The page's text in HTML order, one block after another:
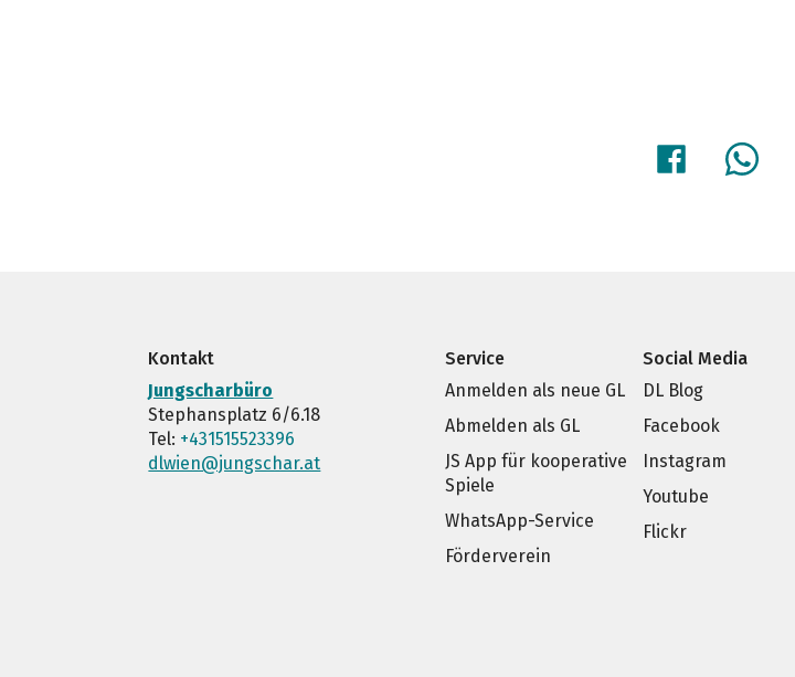
Kontakt
Jungscharbüro
Stephansplatz 6/6.18
Tel: +431515523396
dlwien@jungschar.at
Service
Anmelden als neue GL
Abmelden als GL
JS App für kooperative
Spiele
WhatsApp-Service
Förderverein
Social Media
DL Blog
Facebook
Instagram
Youtube
Flickr